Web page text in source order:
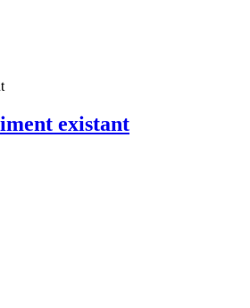
existant